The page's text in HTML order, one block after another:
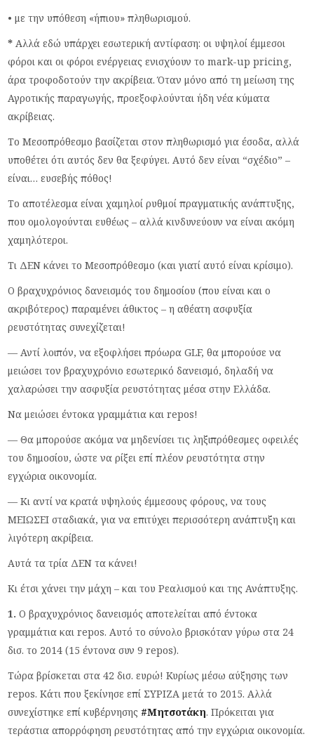
• με την υπόθεση «ήπιου» πληθωρισμού.
* Αλλά εδώ υπάρχει εσωτερική αντίφαση: οι υψηλοί έμμεσοι
φόροι και οι φόροι ενέργειας ενισχύουν το mark-up pricing,
άρα τροφοδοτούν την ακρίβεια. Όταν μόνο από τη μείωση της
Αγροτικής παραγωγής, προεξοφλούνται ήδη νέα κύματα
ακρίβειας.
Το Μεσοπρόθεσμο βασίζεται στον πληθωρισμό για έσοδα, αλλά
υποθέτει ότι αυτός δεν θα ξεφύγει. Αυτό δεν είναι “σχέδιο” –
είναι… ευσεβής πόθος!
Το αποτέλεσμα είναι χαμηλοί ρυθμοί πραγματικής ανάπτυξης,
που ομολογούνται ευθέως – αλλά κινδυνεύουν να είναι ακόμη
χαμηλότεροι.
Τι ΔΕΝ κάνει το Μεσοπρόθεσμο (και γιατί αυτό είναι κρίσιμο).
Ο βραχυχρόνιος δανεισμός του δημοσίου (που είναι και ο
ακριβότερος) παραμένει άθικτος – η αθέατη ασφυξία
ρευστότητας συνεχίζεται!
— Αντί λοιπόν, να εξοφλήσει πρόωρα GLF, θα μπορούσε να
μειώσει τον βραχυχρόνιο εσωτερικό δανεισμό, δηλαδή να
χαλαρώσει την ασφυξία ρευστότητας μέσα στην Ελλάδα.
Nα μειώσει έντοκα γραμμάτια και repos!
— Θα μπορούσε ακόμα να μηδενίσει τις ληξιπρόθεσμες οφειλές
του δημοσίου, ώστε να ρίξει επί πλέον ρευστότητα στην
εγχώρια οικονομία.
— Κι αντί να κρατά υψηλούς έμμεσους φόρους, να τους
ΜΕΙΩΣΕΙ σταδιακά, για να επιτύχει περισσότερη ανάπτυξη και
λιγότερη ακρίβεια.
Αυτά τα τρία ΔΕΝ τα κάνει!
Κι έτσι χάνει την μάχη – και του Ρεαλισμού και της Ανάπτυξης.
1. Ο βραχυχρόνιος δανεισμός αποτελείται από έντοκα
γραμμάτια και repos. Aυτό το σύνολο βρισκόταν γύρω στα 24
δισ. το 2014 (15 έντονα συν 9 repos).
Τώρα βρίσκεται στα 42 δισ. ευρώ! Κυρίως μέσω αύξησης των
repos. Κάτι που ξεκίνησε επί ΣΥΡΙΖΑ μετά το 2015. Αλλά
συνεχίστηκε επί κυβέρνησης #Μητσοτάκη. Πρόκειται για
τεράστια απορρόφηση ρευστότητας από την εγχώρια οικονομία.